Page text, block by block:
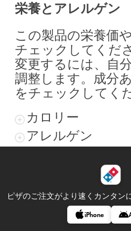
栄養とアレルゲン
この製品の栄養価
チェックしてくだ
変更するには、自
調整します。成分
をチェックしてく
カロリー
アレルゲン
ピザのご注文がより速くカンタン
iPhone